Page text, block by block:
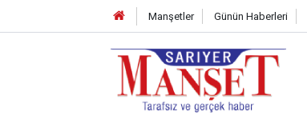
Manşetler Günün Haberleri